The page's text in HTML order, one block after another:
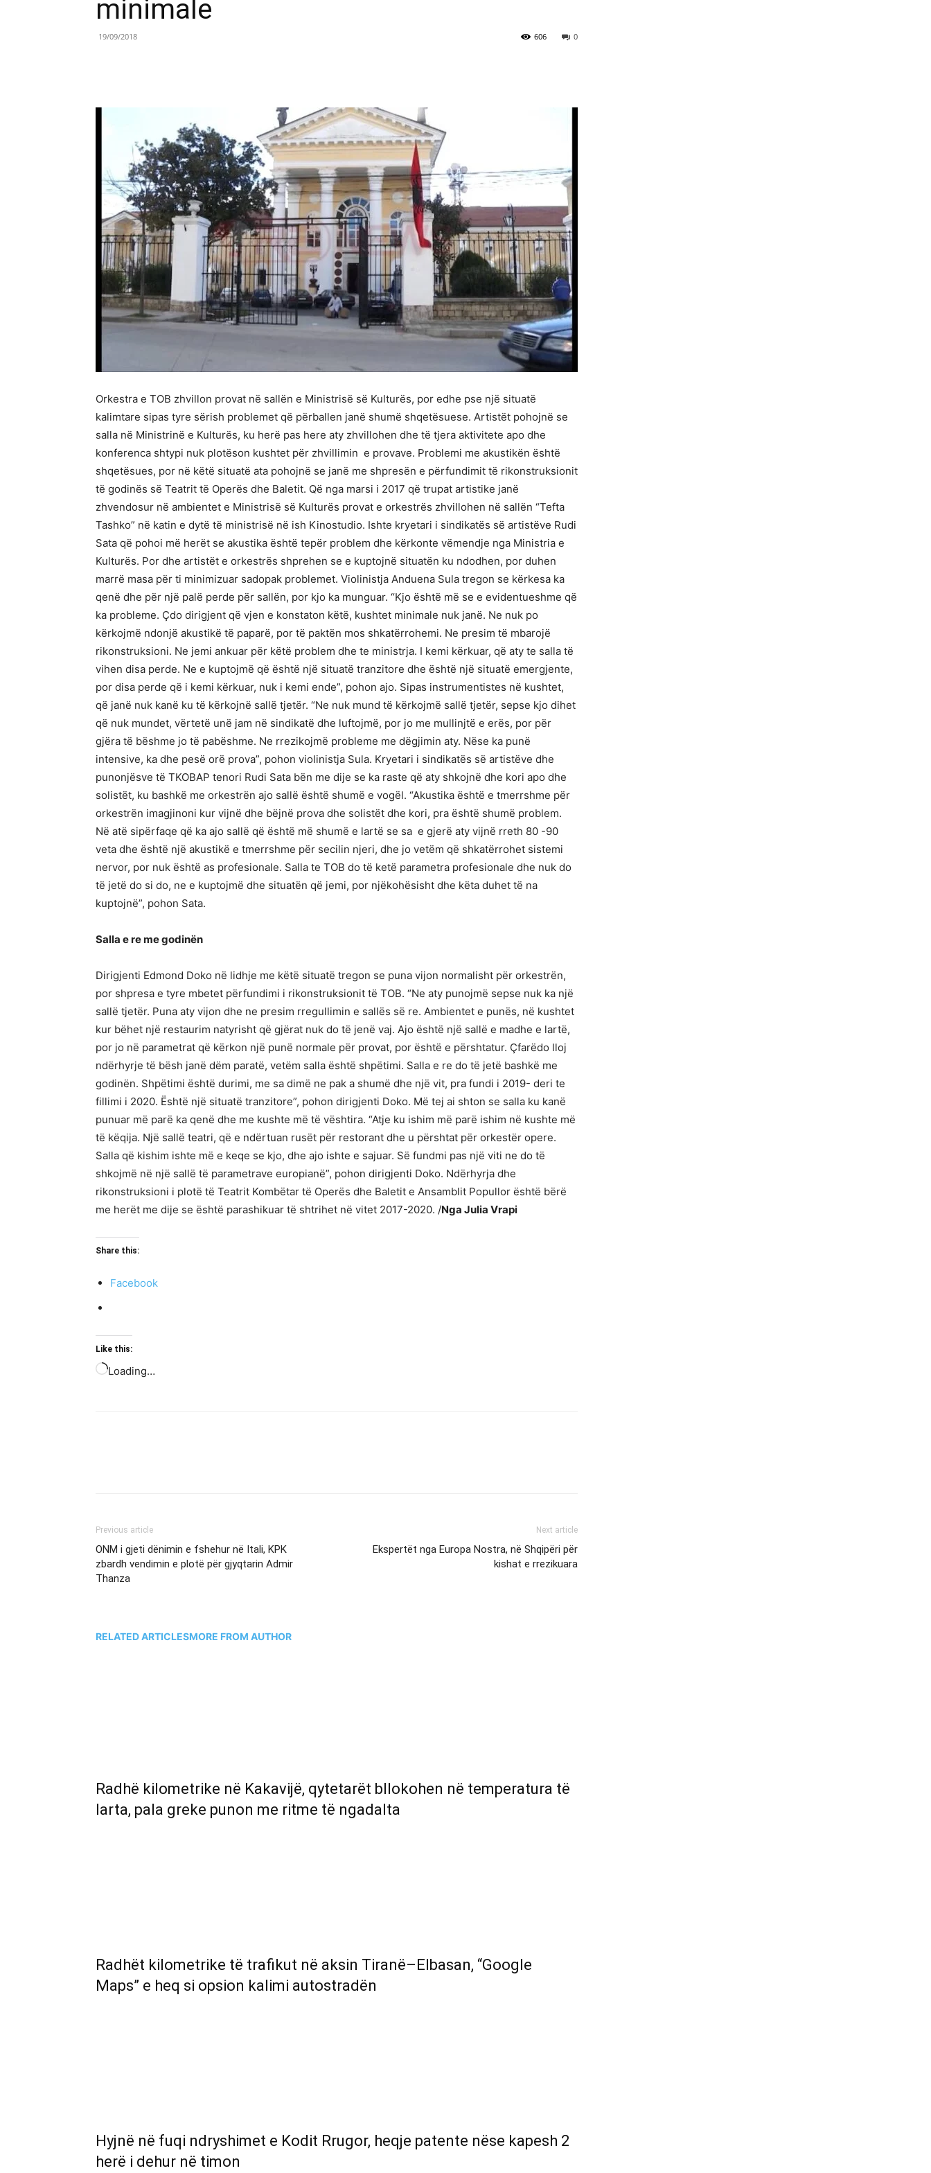
minimale
19/09/2018 0
606
Orkestra e TOB zhvillon provat në sallën e Ministrisë së Kulturës, por edhe pse një situatë
kalimtare sipas tyre sërish problemet që përballen janë shumë shqetësuese. Artistët pohojnë se
salla në Ministrinë e Kulturës, ku herë pas here aty zhvillohen dhe të tjera aktivitete apo dhe
konferenca shtypi nuk plotëson kushtet për zhvillimin e provave. Problemi me akustikën është
shqetësues, por në këtë situatë ata pohojnë se janë me shpresën e përfundimit të rikonstruksionit
të godinës së Teatrit të Operës dhe Baletit. Që nga marsi i 2017 që trupat artistike janë
zhvendosur në ambientet e Ministrisë së Kulturës provat e orkestrës zhvillohen në sallën “Tefta
Tashko” në katin e dytë të ministrisë në ish Kinostudio. Ishte kryetari i sindikatës së artistëve Rudi
Sata që pohoi më herët se akustika është tepër problem dhe kërkonte vëmendje nga Ministria e
Kulturës. Por dhe artistët e orkestrës shprehen se e kuptojnë situatën ku ndodhen, por duhen
marrë masa për ti minimizuar sadopak problemet. Violinistja Anduena Sula tregon se kërkesa ka
qenë dhe për një palë perde për sallën, por kjo ka munguar. “Kjo është më se e evidentueshme që
ka probleme. Çdo dirigjent që vjen e konstaton këtë, kushtet minimale nuk janë. Ne nuk po
kërkojmë ndonjë akustikë të paparë, por të paktën mos shkatërrohemi. Ne presim të mbarojë
rikonstruksioni. Ne jemi ankuar për këtë problem dhe te ministrja. I kemi kërkuar, që aty te salla të
vihen disa perde. Ne e kuptojmë që është një situatë tranzitore dhe është një situatë emergjente,
por disa perde që i kemi kërkuar, nuk i kemi ende”, pohon ajo. Sipas instrumentistes në kushtet,
që janë nuk kanë ku të kërkojnë sallë tjetër. “Ne nuk mund të kërkojmë sallë tjetër, sepse kjo dihet
që nuk mundet, vërtetë unë jam në sindikatë dhe luftojmë, por jo me mullinjtë e erës, por për
gjëra të bëshme jo të pabëshme. Ne rrezikojmë probleme me dëgjimin aty. Nëse ka punë
intensive, ka dhe pesë orë prova”, pohon violinistja Sula. Kryetari i sindikatës së artistëve dhe
punonjësve të TKOBAP tenori Rudi Sata bën me dije se ka raste që aty shkojnë dhe kori apo dhe
solistët, ku bashkë me orkestrën ajo sallë është shumë e vogël. “Akustika është e tmerrshme për
orkestrën imagjinoni kur vijnë dhe bëjnë prova dhe solistët dhe kori, pra është shumë problem.
Në atë sipërfaqe që ka ajo sallë që është më shumë e lartë se sa e gjerë aty vijnë rreth 80 -90
veta dhe është një akustikë e tmerrshme për secilin njeri, dhe jo vetëm që shkatërrohet sistemi
nervor, por nuk është as profesionale. Salla te TOB do të ketë parametra profesionale dhe nuk do
të jetë do si do, ne e kuptojmë dhe situatën që jemi, por njëkohësisht dhe këta duhet të na
kuptojnë”, pohon Sata.
Salla e re me godinën
Dirigjenti Edmond Doko në lidhje me këtë situatë tregon se puna vijon normalisht për orkestrën,
por shpresa e tyre mbetet përfundimi i rikonstruksionit të TOB. “Ne aty punojmë sepse nuk ka një
sallë tjetër. Puna aty vijon dhe ne presim rregullimin e sallës së re. Ambientet e punës, në kushtet
kur bëhet një restaurim natyrisht që gjërat nuk do të jenë vaj. Ajo është një sallë e madhe e lartë,
por jo në parametrat që kërkon një punë normale për provat, por është e përshtatur. Çfarëdo lloj
ndërhyrje të bësh janë dëm paratë, vetëm salla është shpëtimi. Salla e re do të jetë bashkë me
godinën. Shpëtimi është durimi, me sa dimë ne pak a shumë dhe një vit, pra fundi i 2019- deri te
fillimi i 2020. Është një situatë tranzitore”, pohon dirigjenti Doko. Më tej ai shton se salla ku kanë
punuar më parë ka qenë dhe me kushte më të vështira. “Atje ku ishim më parë ishim në kushte më
të këqija. Një sallë teatri, që e ndërtuan rusët për restorant dhe u përshtat për orkestër opere.
Salla që kishim ishte më e keqe se kjo, dhe ajo ishte e sajuar. Së fundmi pas një viti ne do të
shkojmë në një sallë të parametrave europianë”, pohon dirigjenti Doko. Ndërhyrja dhe
rikonstruksioni i plotë të Teatrit Kombëtar të Operës dhe Baletit e Ansamblit Popullor është bërë
me herët me dije se është parashikuar të shtrihet në vitet 2017-2020. /Nga Julia Vrapi
Share this:
Facebook
Like this:
Loading…
Previous article
ONM i gjeti dënimin e fshehur në Itali, KPK
zbardh vendimin e plotë për gjyqtarin Admir
Thanza
Next article
Ekspertët nga Europa Nostra, në Shqipëri për
kishat e rrezikuara
RELATED ARTICLESMORE FROM AUTHOR
Radhë kilometrike në Kakavijë, qytetarët bllokohen në temperatura të
larta, pala greke punon me ritme të ngadalta
Radhët kilometrike të trafikut në aksin Tiranë–Elbasan, “Google
Maps” e heq si opsion kalimi autostradën
Hyjnë në fuqi ndryshimet e Kodit Rrugor, heqje patente nëse kapesh 2
herë i dehur në timon